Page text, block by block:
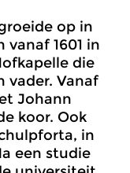
op in
vanaf 1601 in
die
vader. Vanaf
Johann
koor. Ook
in
een studie